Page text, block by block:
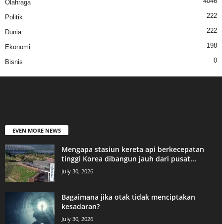
Olahraga
Politik 222
Dunia 222
Ekonomi 198
Bisnis 0
EVEN MORE NEWS
Mengapa stasiun kereta api berkecepatan
tinggi Korea dibangun jauh dari pusat...
July 30, 2026
Bagaimana jika otak tidak menciptakan
kesadaran?
July 30, 2026